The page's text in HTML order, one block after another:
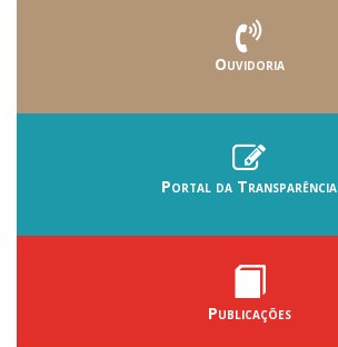
Ouvidoria
Portal da Transparência
Publicações